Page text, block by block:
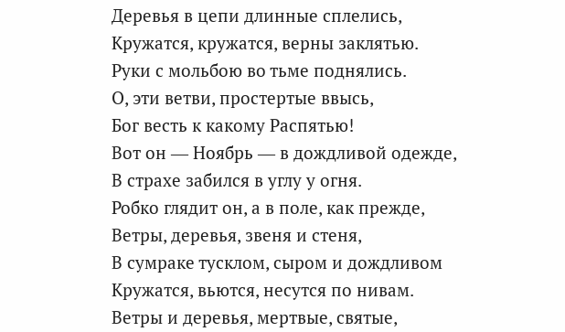
Деревья в цепи длинные сплелись,
Кружатся, кружатся, верны заклятью.
Руки с мольбою во тьме поднялись.
О, эти ветви, простертые ввысь,
Бог весть к какому Распятью!
Вот он — Ноябрь — в дождливой одежде,
В страхе забился в углу у огня.
Робко глядит он, а в поле, как прежде,
Ветры, деревья, звеня и стеня,
В сумраке тусклом, сыром и дождливом
Кружатся, вьются, несутся по нивам.
Ветры и деревья, мертвые, святые,